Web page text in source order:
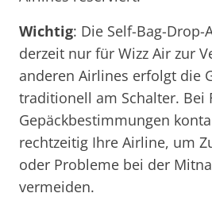
Wichtig: Die Self-Bag-
derzeit nur für Wizz Air zur
anderen Airlines erfolgt die
traditionell am Schalter. Bei
Gepäckbestimmungen
rechtzeitig Ihre Airline, um
oder Probleme bei der
vermeiden.